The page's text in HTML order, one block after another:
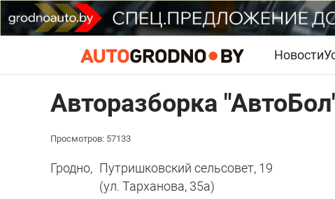
Новости
Авторазборка
Просмотров: 57133
Гродно, Путришковский сельсовет, 19
(ул. Тарханова, 35а)